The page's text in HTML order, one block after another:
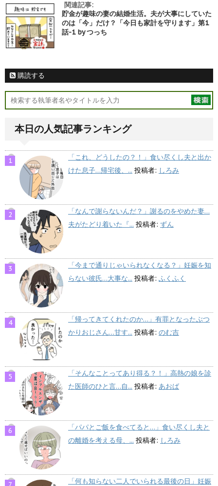
関連記事:
貯金が趣味の妻の結婚生活。夫が大事にしていた
のは「今」だけ？「今日も家計を守ります」第1
話-1 by つっち
購読する
本日の人気記事ランキング
「これ、どうしたの？！」食い尽くし夫と出か
けた息子…帰宅後、... 投稿者: しろみ
「なんで謝らないんだ？」謝るのをやめた妻…
夫がたどり着いた『... 投稿者: ずん
「今まで通りじゃいられなくなる？」妊娠を知
らない彼氏…大事な... 投稿者: ふくふく
「帰ってきてくれたのか…」有罪となったぶつ
かりおじさん…甘す... 投稿者: のむ吉
「そんなことってあり得る？！」高熱の娘を診
た医師のひと言…自... 投稿者: あおば
「パパとご飯を食べてると…」食い尽くし夫と
の離婚を考える母、... 投稿者: しろみ
「何も知らない二人でいられる最後の日」妊娠